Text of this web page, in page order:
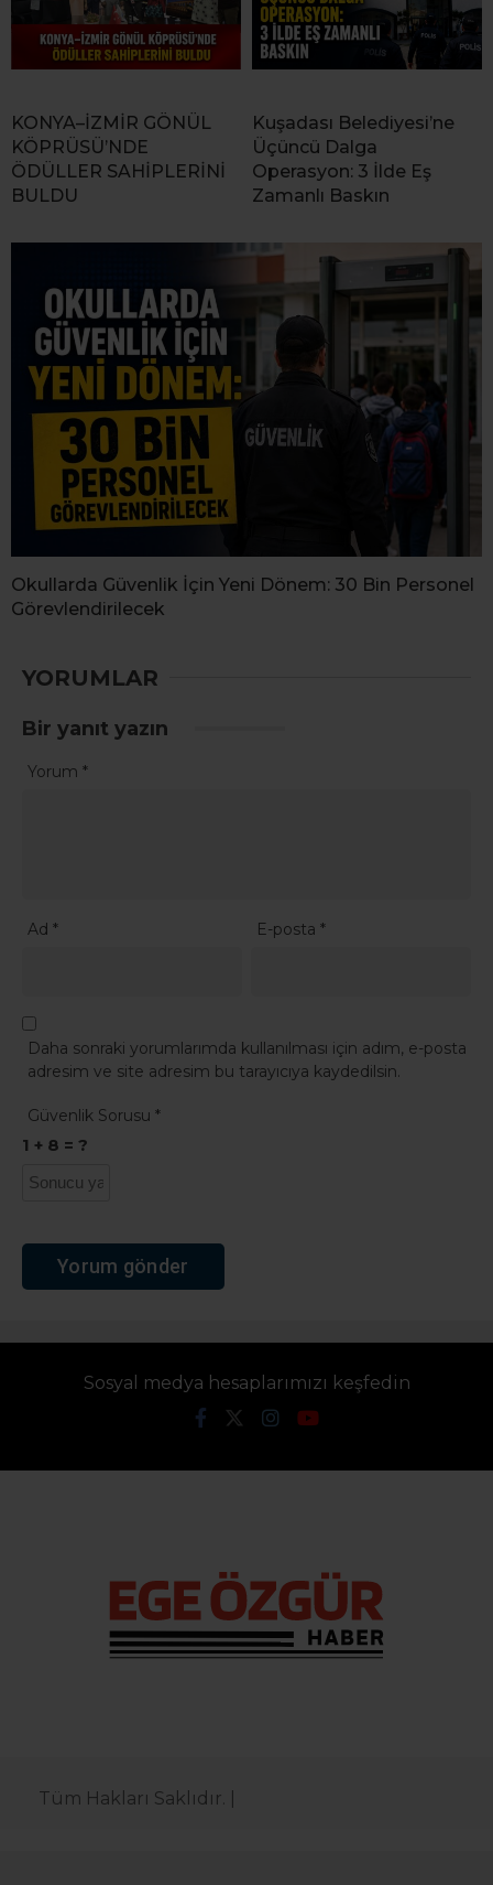
KONYA–İZMİR GÖNÜL
KÖPRÜSÜ’NDE
ÖDÜLLER SAHİPLERİNİ
BULDU
Kuşadası Belediyesi’ne
Üçüncü Dalga
Operasyon: 3 İlde Eş
Zamanlı Baskın
Okullarda Güvenlik İçin Yeni Dönem: 30 Bin Personel
Görevlendirilecek
YORUMLAR
Bir yanıt yazın
Yorum *
Ad * E-posta*
Daha sonraki yorumlarımda kullanılması için adım, e-posta
adresim ve site adresim bu tarayıcıya kaydedilsin.
Güvenlik Sorusu *
1 + 8 = ?
Sosyal medya hesaplarımızı keşfedin
Tüm Hakları Saklıdır. |